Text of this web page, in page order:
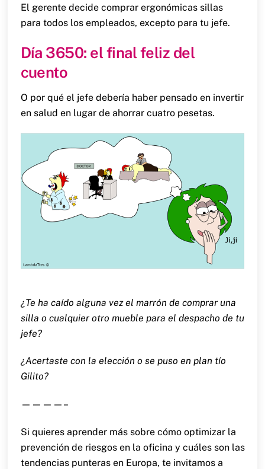
El gerente decide comprar ergonómicas sillas
para todos los empleados, excepto para tu jefe.
Día 3650: el final feliz del
cuento
O por qué el jefe debería haber pensado en invertir
en salud en lugar de ahorrar cuatro pesetas.
¿Te ha caído alguna vez el marrón de comprar una
silla o cualquier otro mueble para el despacho de tu
jefe?
¿Acertaste con la elección o se puso en plan tío
Gilito?
————–
Si quieres aprender más sobre cómo optimizar la
prevención de riesgos en la oficina y cuáles son las
tendencias punteras en Europa, te invitamos a